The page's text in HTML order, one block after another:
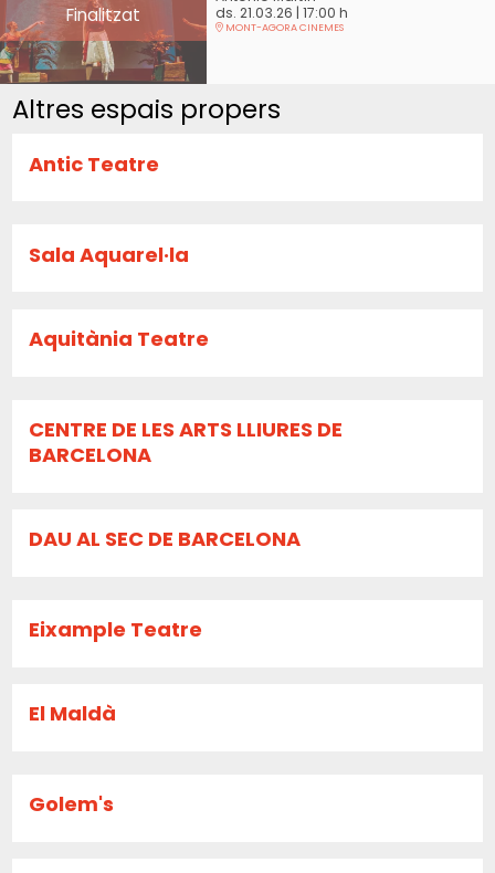
Finalitzat
ds. 21.03.26 | 17:00 h
MONT-AGORA CINEMES
Altres espais propers
Antic Teatre
Sala Aquarel·la
Aquitània Teatre
CENTRE DE LES ARTS LLIURES DE
BARCELONA
DAU AL SEC DE BARCELONA
Eixample Teatre
El Maldà
Golem's